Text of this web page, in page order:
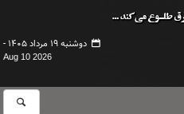
دوشنبه ۱۹ مرداد ۱۴۰۵ -
Aug 10 2026